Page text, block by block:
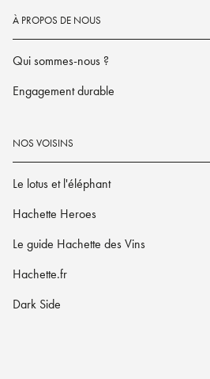
À PROPOS DE NOUS
Qui sommes-nous ?
Engagement durable
NOS VOISINS
Le lotus et l'éléphant
Hachette Heroes
Le guide Hachette des Vins
Hachette.fr
Dark Side